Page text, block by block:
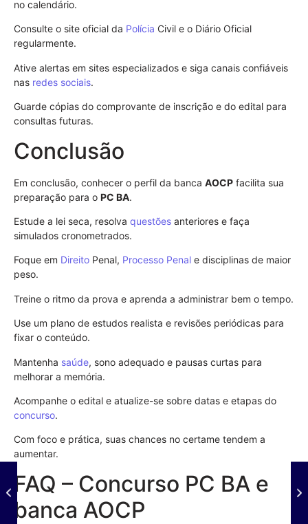
no calendário.
Consulte o site oficial da Polícia Civil e o Diário Oficial
regularmente.
Ative alertas em sites especializados e siga canais confiáveis
nas redes sociais.
Guarde cópias do comprovante de inscrição e do edital para
consultas futuras.
Conclusão
Em conclusão, conhecer o perfil da banca AOCP facilita sua
preparação para o PC BA.
Estude a lei seca, resolva questões anteriores e faça
simulados cronometrados.
Foque em Direito Penal, Processo Penal e disciplinas de maior
peso.
Treine o ritmo da prova e aprenda a administrar bem o tempo.
Use um plano de estudos realista e revisões periódicas para
fixar o conteúdo.
Mantenha saúde, sono adequado e pausas curtas para
melhorar a memória.
Acompanhe o edital e atualize-se sobre datas e etapas do
concurso.
Com foco e prática, suas chances no certame tendem a
aumentar.
FAQ – Concurso PC BA e
banca AOCP